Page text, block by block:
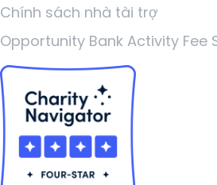
Chính sách nhà tài trợ
Opportunity Bank Activity Fee